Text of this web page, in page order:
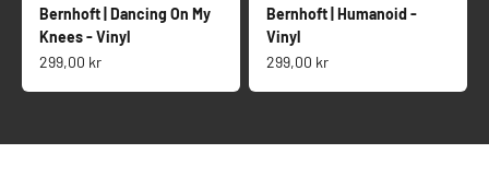
Bernhoft | Dancing On My
Knees - Vinyl
Salgspris
299,00 kr
Bernhoft | Humanoid -
Vinyl
Salgspris
299,00 kr